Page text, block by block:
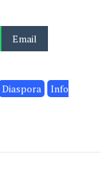
Email
Diaspora
Info